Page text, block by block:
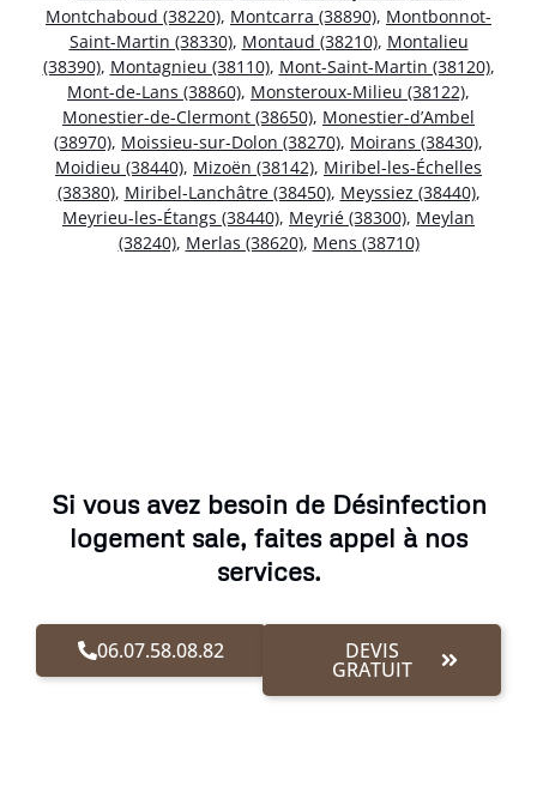
Montchaboud (38220), Montcarra (38890), Montbonnot-
Saint-Martin (38330), Montaud (38210), Montalieu
(38390), Montagnieu (38110), Mont-Saint-Martin (38120),
Mont-de-Lans (38860), Monsteroux-Milieu (38122),
Monestier-de-Clermont (38650), Monestier-d’Ambel
(38970), Moissieu-sur-Dolon (38270), Moirans (38430),
Moidieu (38440), Mizoën (38142), Miribel-les-Échelles
(38380), Miribel-Lanchâtre (38450), Meyssiez (38440),
Meyrieu-les-Étangs (38440), Meyrié (38300), Meylan
(38240), Merlas (38620), Mens (38710)
Si vous avez besoin de Désinfection
logement sale, faites appel à nos
services.
06.07.58.08.82 DEVIS
GRATUIT